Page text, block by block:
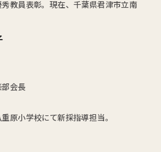
教員表彰。現在、千葉県君津市立南
会長
原小学校にて新採指導担当。